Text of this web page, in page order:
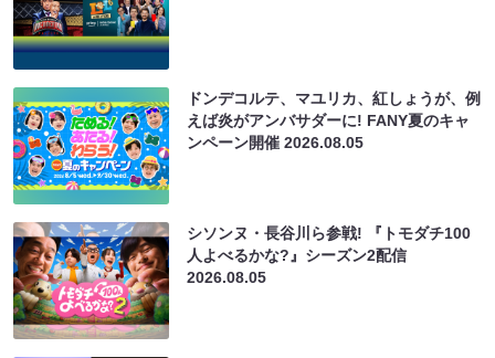
ドンデコルテ、マユリカ、紅しょうが、例
えば炎がアンバサダーに! FANY夏のキャ
ンペーン開催2026.08.05
シソンヌ・長谷川ら参戦! 『トモダチ100
人よべるかな?』シーズン2配信
2026.08.05